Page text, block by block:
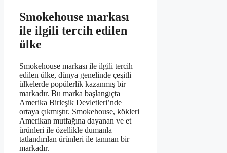
Smokehouse markası
ile ilgili tercih edilen
ülke
Smokehouse markası ile ilgili tercih
edilen ülke, dünya genelinde çeşitli
ülkelerde popülerlik kazanmış bir
markadır. Bu marka başlangıçta
Amerika Birleşik Devletleri’nde
ortaya çıkmıştır. Smokehouse, kökleri
Amerikan mutfağına dayanan ve et
ürünleri ile özellikle dumanla
tatlandırılan ürünleri ile tanınan bir
markadır.